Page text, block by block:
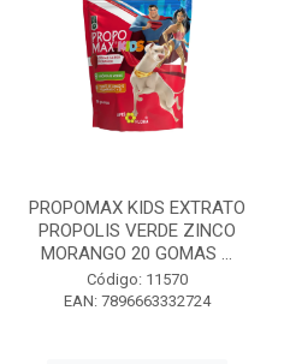
PROPOMAX KIDS EXTRATO
PROPOLIS VERDE ZINCO
MORANGO 20 GOMAS ...
Código: 11570
EAN: 7896663332724